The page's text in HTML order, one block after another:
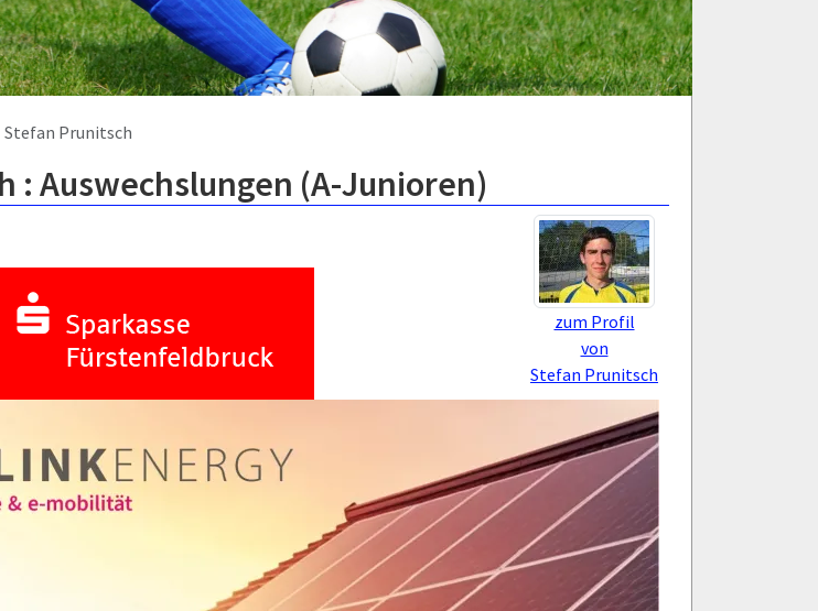
Stefan Prunitsch
: Auswechslungen (A-Junioren)
zum Profil
von
Stefan Prunitsch